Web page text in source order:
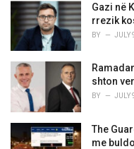
Gazi në
rrezik
BY JULY
shton
BY JULY
The
me